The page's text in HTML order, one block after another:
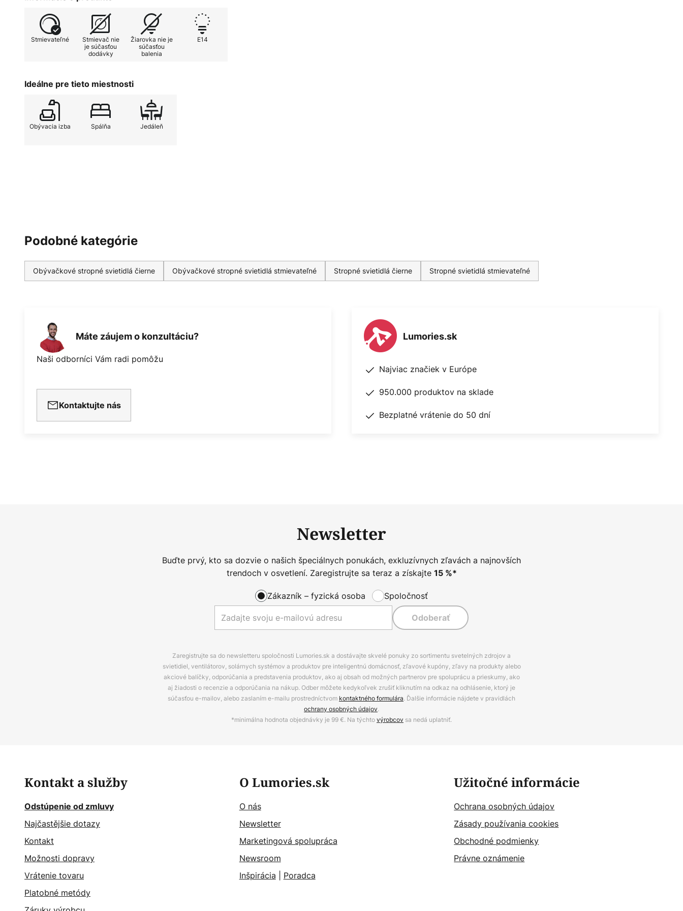
Stmievateľné
Stmievač nie
je súčasťou
dodávky
Žiarovka nie je
súčasťou
balenia
E14
Ideálne pre tieto miestnosti
Obývacia izba Spálňa Jedáleň
Podobné kategórie
Obývačkové stropné svietidlá čierne Obývačkové stropné svietidlá stmievateľné Stropné svietidlá čierne Stropné svietidlá stmievateľné
Máte záujem o konzultáciu?
Naši odborníci Vám radi pomôžu
Kontaktujte nás
Lumories.sk
Najviac značiek v Európe
950.000 produktov na sklade
Bezplatné vrátenie do 50 dní
Newsletter
Buďte prvý, kto sa dozvie o našich špeciálnych ponukách, exkluzívnych zľavách a najnovších
trendoch v osvetlení. Zaregistrujte sa teraz a získajte 15%*
Zákazník – fyzická osoba Spoločnosť
Odoberať
Zaregistrujte sa do newsletteru spoločnosti Lumories.sk a dostávajte skvelé ponuky zo sortimentu svetelných zdrojov a
svietidiel, ventilátorov, solárnych systémov a produktov pre inteligentnú domácnosť, zľavové kupóny, zľavy na produkty alebo
akciové balíčky, odporúčania a predstavenia produktov, ako aj obsah od možných partnerov pre spoluprácu a prieskumy, ako
aj žiadosti o recenzie a odporúčania na nákup. Odber môžete kedykoľvek zrušiť kliknutím na odkaz na odhlásenie, ktorý je
súčasťou e-mailov, alebo zaslaním e-mailu prostredníctvom kontaktného formulára. Ďalšie informácie nájdete v pravidlách
ochrany osobných údajov.
*minimálna hodnota objednávky je 99 €. Na týchtovýrobcov sa nedá uplatniť.
Kontakt a služby
Odstúpenie od zmluvy
Najčastějšie dotazy
Kontakt
Možnosti dopravy
Vrátenie tovaru
Platobné metódy
O Lumories.sk
O nás
Newsletter
Marketingová spolupráca
Newsroom
Inšpirácia
Poradca
Užitočné informácie
Ochrana osobných údajov
Zásady používania cookies
Obchodné podmienky
Právne oznámenie